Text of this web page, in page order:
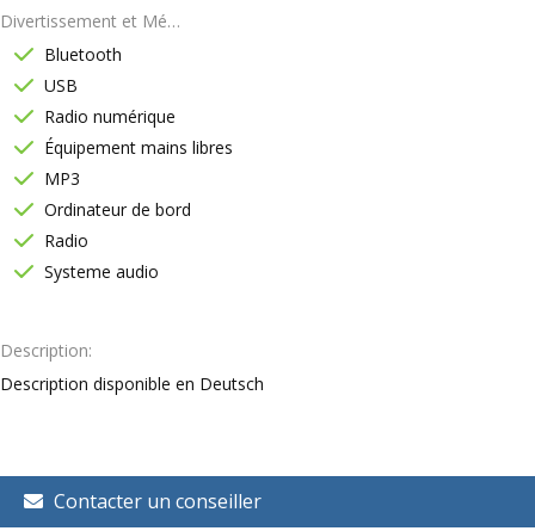
Divertissement et Médias
Bluetooth
USB
Radio numérique
Équipement mains libres
MP3
Ordinateur de bord
Radio
Systeme audio
Description
Description disponible en Deutsch
Contacter un conseiller